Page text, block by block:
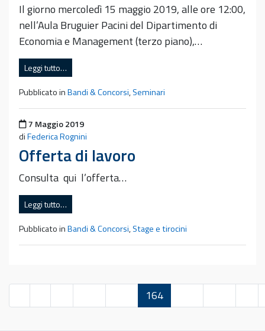
Il giorno mercoledì 15 maggio 2019, alle ore 12:00,
nell’Aula Bruguier Pacini del Dipartimento di
Economia e Management (terzo piano),…
Leggi tutto…
Pubblicato inBandi & Concorsi,Seminari
Pubblicato il
7 Maggio 2019
diFederica Rognini
Offerta di lavoro
Consulta qui l’offerta…
Leggi tutto…
Pubblicato inBandi & Concorsi,Stage e tirocini
164